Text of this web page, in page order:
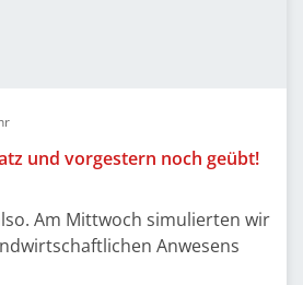
und vorgestern noch geübt!
Am Mittwoch simulierten wir
Anwesens